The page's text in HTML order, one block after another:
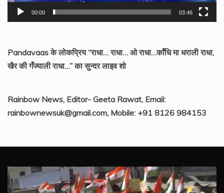
00:00 03:46
Pandavaas के लोकप्रिय “राधा… राधा… ओ राधा…काँधि मा धराली राधा,
खैर की गँज्याली राधा…” का सुन्दर लाइव शो
Rainbow News, Editor- Geeta Rawat, Email:
rainbownewsuk@gmail.com, Mobile: +91 8126 984153
Video
Player